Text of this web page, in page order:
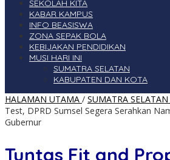
SEKOLAH KITA
KABAR KAMPUS
INFO BEASISWA
ZONA SEPAK BOLA
KEBIJAKAN PENDIDIKAN
MUSI HARI INI
SUMATRA SELATAN
KABUPATEN DAN KOTA
HALAMAN UTAMA / SUMATRA SELATAN
Test, DPRD Sumsel Segera Serahkan
Gubernur
Tuntas Fit and